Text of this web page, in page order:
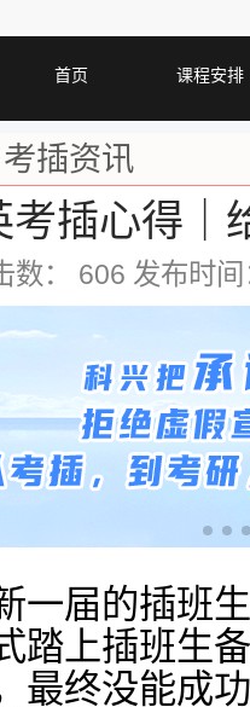
首页 课程安排
考插资讯
考插心得｜
数： 606 发布时
一届的插班
踏上插班生
最终没能成